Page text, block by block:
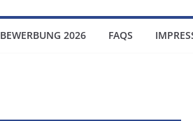
BEWERBUNG 2026 FAQS